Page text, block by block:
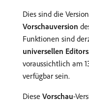
Dies sind die
Vorschauversion
Funktionen sind
universellen Editors
voraussichtlich am
verfügbar sein.
Diese Vorschau-